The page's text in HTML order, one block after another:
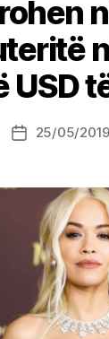
USD
Post25/05/2019